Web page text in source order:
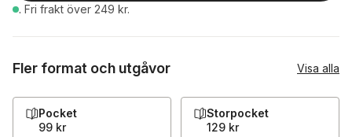
. Fri frakt över 249 kr.
Fler format och utgåvor Visa alla
Pocket
99 kr
Storpocket
129 kr